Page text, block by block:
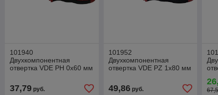
101940
Двухкомпонентная
отвертка VDE PH 0x60 мм
37,79 руб.
101952
Двухкомпонентная
отвертка VDE PZ 1x80 мм
49,86руб.